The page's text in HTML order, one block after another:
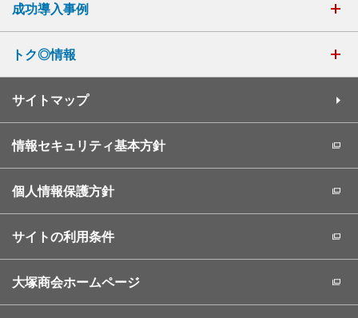
成功導入事例
トク◎情報
サイトマップ
情報セキュリティ基本方針
個人情報保護方針
サイトの利用条件
大塚商会ホームページ